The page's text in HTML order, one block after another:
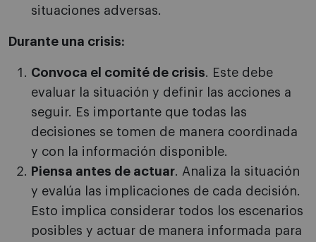
situaciones adversas.
Durante una crisis:
Convoca el comité de crisis. Este debe
evaluar la situación y definir las acciones a
seguir. Es importante que todas las
decisiones se tomen de manera coordinada
y con la información disponible.
Piensa antes de actuar. Analiza la situación
y evalúa las implicaciones de cada decisión.
Esto implica considerar todos los escenarios
posibles y actuar de manera informada para